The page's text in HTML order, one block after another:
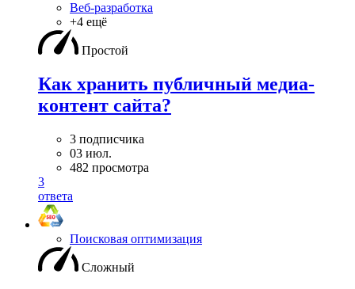
Веб-разработка
+4 ещё
Простой
Как хранить публичный медиа-
контент сайта?
3 подписчика
03 июл.
482 просмотра
3
ответа
Поисковая оптимизация
Сложный